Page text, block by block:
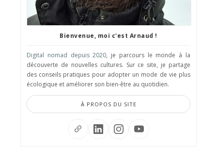
Bienvenue, moi c'est Arnaud !
Digital nomad depuis 2020, je parcours le monde à la
découverte de nouvelles cultures. Sur ce site, je partage
des conseils pratiques pour adopter un mode de vie plus
écologique et améliorer son bien-être au quotidien.
À PROPOS DU SITE